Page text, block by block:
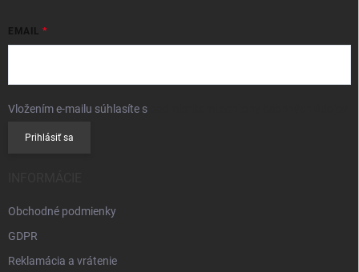
EMAIL
Vložením e-mailu súhlasíte s
Prihlásiť sa
Obchodné podmienky
GDPR
Reklamácia a vrátenie